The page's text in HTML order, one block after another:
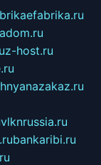
z-host.ru
vlknrussia.ru
bankaribi.ru